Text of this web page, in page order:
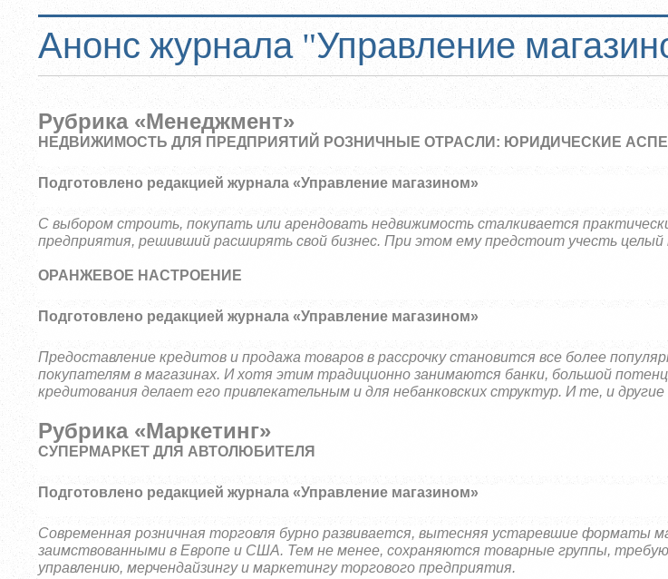
Анонс журнала "Управление
Рубрика «Менеджмент»
НЕДВИЖИМОСТЬ ДЛЯ ПРЕДПРИЯТИЙ РОЗНИЧНЫЕ ОТРАСЛИ: ЮРИДИЧЕСКИЕ
Подготовлено редакцией журнала «Управление магазином»
С выбором строить, покупать или арендовать недвижимость сталкивается
предприятия, решивший расширять свой бизнес. При этом ему предстоит учесть
ОРАНЖЕВОЕ НАСТРОЕНИЕ
Подготовлено редакцией журнала «Управление магазином»
Предоставление кредитов и продажа товаров в рассрочку становится все более
покупателям в магазинах. И хотя этим традиционно занимаются банки, большой
кредитования делает его привлекательным и для небанковских структур. И те, и
Рубрика «Маркетинг»
СУПЕРМАРКЕТ ДЛЯ АВТОЛЮБИТЕЛЯ
Подготовлено редакцией журнала «Управление магазином»
Современная розничная торговля бурно развивается, вытесняя устаревшие форматы
заимствованными в Европе и США. Тем не менее, сохраняются товарные группы,
управлению, мерчендайзингу и маркетингу торгового предприятия.